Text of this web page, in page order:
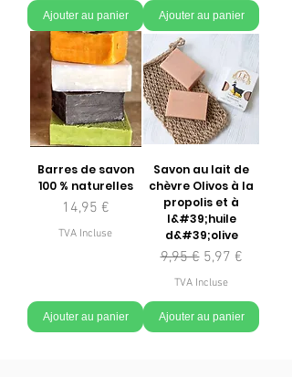
Ajouter au panier Ajouter au panier
Barres de savon
100 % naturelles
Prix
14,95 €
TVA Incluse
Ajouter au panier
Savon au lait de
chèvre Olivos à la
propolis et à
l&#39;huile
d&#39;olive
Prix original
9,95 € Prix
5,97 €
TVA Incluse
Ajouter au panier